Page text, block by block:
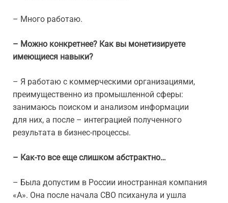
– Много работаю.
– Можно конкретнее? Как вы монетизируете
имеющиеся навыки?
– Я работаю с коммерческими организациями,
преимущественно из промышленной сферы:
занимаюсь поиском и анализом информации
для них, а после – интеграцией полученного
результата в бизнес-процессы.
– Как-то все еще слишком абстрактно…
– Была допустим в России иностранная компания
«А». Она после начала СВО психанула и ушла